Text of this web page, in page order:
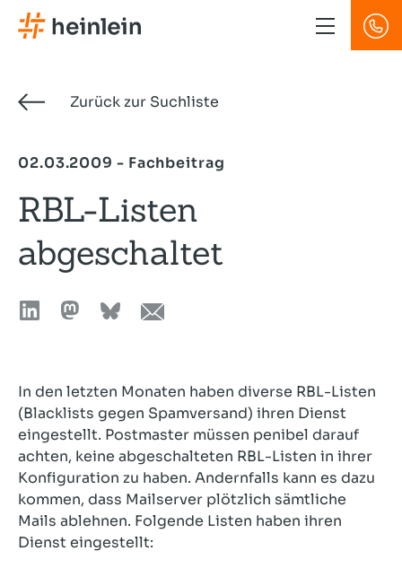
Direkt
zum
Zurück zur Suchliste
02.03.2009 - Fachbeitrag
RBL-Listen
abgeschaltet
In den letzten Monaten haben diverse RBL-Listen
(Blacklists gegen Spamversand) ihren Dienst
eingestellt. Postmaster müssen penibel darauf
achten, keine abgeschalteten RBL-Listen in ihrer
Konfiguration zu haben. Andernfalls kann es dazu
kommen, dass Mailserver plötzlich sämtliche
Mails ablehnen. Folgende Listen haben ihren
Dienst eingestellt: